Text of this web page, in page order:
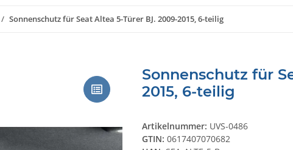
Sonnenschutz für Seat Altea 5-Türer BJ. 2009-2015, 6-teilig
Sonnenschutz für
2015, 6-teilig
Artikelnummer: UVS-0486
GTIN: 0617407070682